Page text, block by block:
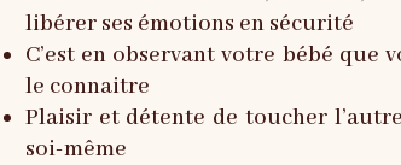
libérer ses émotions en sécurité
C’est en observant votre bébé que
le connaitre
Plaisir et détente de toucher
soi-même